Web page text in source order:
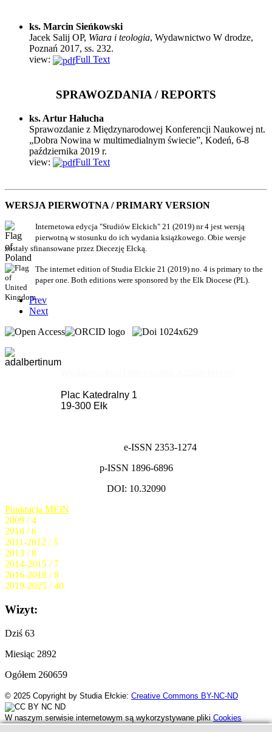
ks. Marcin Sieńkowski
Jacek Salij OP, Wiara i teologia, Wydawnictwo W drodze,
Poznań 2017, ss. 232.
view:
Full Text
SPRAWOZDANIA / REPORTS
ks. Artur Hałucha
Sprawozdanie z Międzynarodowej Konferencji Naukowej nt.
„Dobra Nowina w multimedialnym świecie”, Kodeń, 6-8
października 2019 r.
view:
Full Text
WERSJA PIERWOTNA / PRIMARY VERSION
Internetowa edycja "Studiów Ełckich" 21 (2019) nr 4 jest wersją
pierwotną w stosunku do ich wydania książkowego. Obie wersje
zostały sfinansowane przez Diecezję Ełcką.
The internet edition of Studia Elckie 21 (2019) no. 4 is primary to the
paper one. Both editions were sponsored by the Elk Diocese (PL).
Prev
Next
Plac Katedralny 1
19-300 Ełk
e-ISSN 2353-1274
p-ISSN 1896-6896
DOI: 10.32090
Punktacja MEiN
2009 / 4
2010 / 6
2011-2012 / 5
2013 / 8
2014-2015 / 7
2016-2018 / 8
2019-2025 / 40
Wizyt:
Dziś 63
Miesiąc 2892
Ogółem 260659
© 2025 Copyright by Studia Ełckie: Creative Commons BY-NC-ND
W naszym serwisie internetowym są wykorzystywane plikiCookies